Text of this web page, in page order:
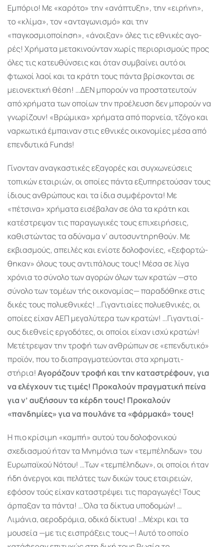
Εμπόριο! Με «καρότο» την «ανάπτυξη», την «ειρήνη»,
το «κλίμα», τον «ανταγωνισμό» και την
«παγκοσμιοποίηση», «άνοιξαν» όλες τις εθνικές αγο­
ρές! Χρήματα μετακινούνταν χωρίς περιορισμούς προς
όλες τις κατευθύνσεις και όταν συμβαίνει αυτό οι
φτωχοί λαοί και τα κράτη τους πάντα βρίσκονται σε
μειονεκτική θέση! …ΔΕΝ μπορούν να προστατευτούν
από χρήματα των οποίων την προέλευση δεν μπορούν να
γνωρίζουν! «Βρώμικα» χρήματα από πορνεία, τζόγο και
ναρκωτικά έμπαιναν στις εθνικές οικονομίες μέσα από
επενδυτικά Funds!
Γίνονταν αναγκαστικές εξαγορές και συγχωνεύσεις
τοπικών εταιριών, οι οποίες πάντα εξυ­πη­ρε­τούσαν τους
ίδιους ανθρώπους και τα ίδια συμφέροντα! Με
«πέτσινα» χρήματα εισέ­βαλαν σε όλα τα κράτη και
κατέστρεψαν τις παραγωγικές τους επιχειρήσεις,
καθιστών­τας τα αδύναμα ν’ αυτοσυντηρηθούν. Με
εκβιασμούς, απειλές και ενίοτε δολοφονίες, «ξεφορ­τώ­
θηκαν» όλους τους αντιπάλους τους! Μέσα σε λίγα
χρόνια το σύνολο των αγορών όλων των κρατών —στο
σύνολο των τομέων τής οικονομίας— παραδόθηκε στις
δικές τους πολυ­εθνικές! …Γιγαντιαίες πολυεθνικές, οι
οποίες είχαν ΑΕΠ μεγαλύτερα των κρατών! …Γιγαν­­τι­αί­­
ους διεθνείς εργοδότες, οι οποίοι είχαν ισχύ κρατών!
Μετέτρεψαν την τροφή των ανθρώ­πων σε «επενδυτικό»
προϊόν, που το διαπραγματεύονται στα χρηματι­
στήρια! Αγορά­ζουν τροφή και την καταστρέφουν, για
να ελέγχουν τις τιμές! Προκαλούν πραγμα­τική πείνα
για ν’ αυξήσουν τα κέρδη τους! Προκαλούν
«πανδημίες» για να πουλάνε τα «φάρ­μακά» τους!
Η πιο κρίσιμη «καμπή» αυτού του δολοφονικού
σχεδιασμού ήταν τα Μνημόνια των «τεμπέ­ληδων» του
Ευρωπαϊκού Νότου! …Των «τεμπέληδων», οι οποίοι ήταν
ήδη άνεργοι και πελάτες των δικών τους εταιρειών,
εφόσον τούς είχαν καταστρέψει τις παραγωγές! Τους
άρπαξαν τα πάντα! …Όλα τα δίκτυα υποδομών! …
Λιμάνια, αεροδρόμια, οδικά δίκτυα! …Μέχρι και τα
μουσεία —με τις εισπράξεις τους—! Αυτό το οποίο